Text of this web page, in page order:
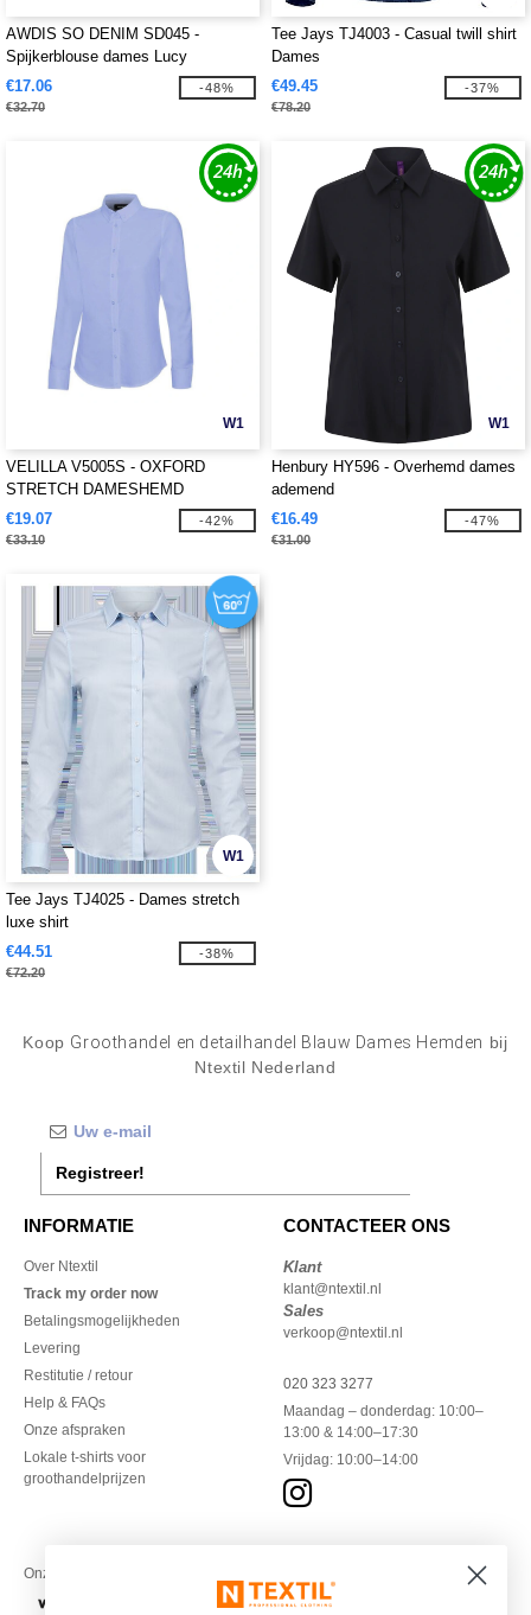
AWDIS SO DENIM SD045 -
Spijkerblouse dames Lucy
€17.06
€32.70
-48%
Tee Jays TJ4003 - Casual twill shirt
Dames
€49.45
€78.20
-37%
W1
VELILLA V5005S - OXFORD
STRETCH DAMESHEMD
€19.07
€33.10
-42%
W1
Henbury HY596 - Overhemd dames
ademend
€16.49
€31.00
-47%
W1
Tee Jays TJ4025 - Dames stretch
luxe shirt
€44.51
€72.20
-38%
Koop Groothandel en detailhandel Blauw Dames Hemden bij
Ntextil Nederland
Registreer!
INFORMATIE
Over Ntextil
Track my order now
Betalingsmogelijkheden
Levering
Restitutie / retour
Help & FAQs
Onze afspraken
Lokale t-shirts voor
groothandelprijzen
CONTACTEER ONS
Klant
klant@ntextil.nl
Sales
verkoop@ntextil.nl
020 323 3277
Maandag – donderdag: 10:00–
13:00 & 14:00–17:30
Vrijdag: 10:00–14:00
Onze financiële partners